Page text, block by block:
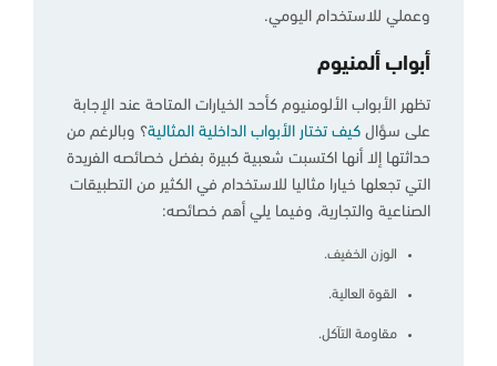
وعملي للاستخدام اليومي.
أبواب ألمنيوم
تظهر الأبواب الألومنيوم كأحد الخيارات المتاحة عند الإجابة
على سؤال كيف تختار الأبواب الداخلية المثالية؟ وبالرغم من
حداثتها إلا أنها اكتسبت شعبية كبيرة بفضل خصائصه الفريدة
التي تجعلها خيارا مثاليا للاستخدام في الكثير من التطبيقات
الصناعية والتجارية، وفيما يلي أهم خصائصه:
الوزن الخفيف.
القوة العالية.
مقاومة التآكل.